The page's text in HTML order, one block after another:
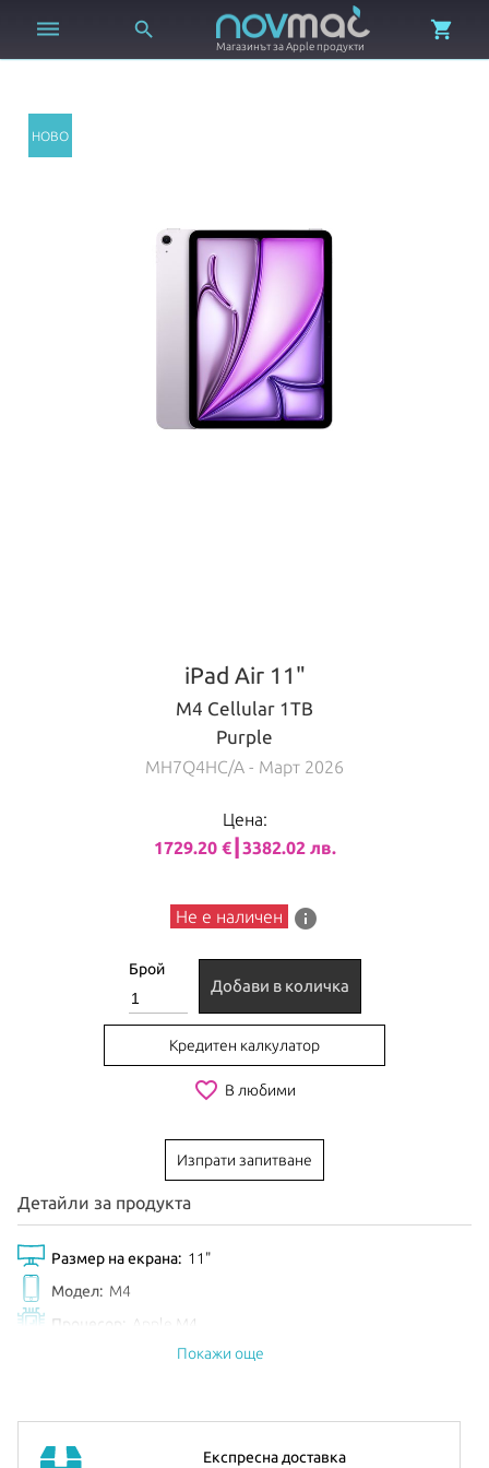
 
Магазинът за Apple продукти

iPad Air 11"
M4 Cellular 1TB
Purple
MH7Q4HC/A - Март 2026
Цена:
1729.20 €┃3382.02 лв.
Не е наличен info
Брой
Добави в количка
Кредитен калкулатор
favorite_border В любими
Изпрати запитване
Детайли за продукта
Размер на екрана: 11"
Модел: M4
Процесор:
Apple M4
Видео карта: 9-core GPU
Цвят:
Покажи още
Експресна доставка